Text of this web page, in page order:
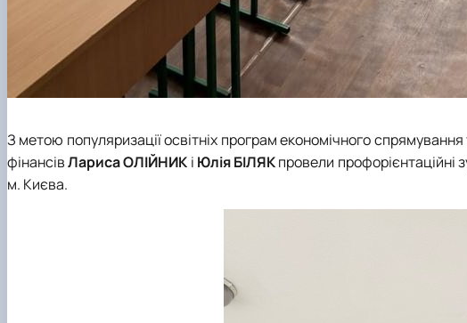
З метою популяризації освітніх програм економічного
фінансівЛариса ОЛІЙНИК і Юлія БІЛЯКпровели профорієнтаційні
м. Києва.